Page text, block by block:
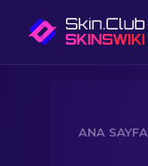
ANA SAYFA